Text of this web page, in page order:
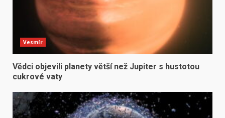
Vesmír
Vědci objevili planety větší než Jupiter s hustotou
cukrové vaty